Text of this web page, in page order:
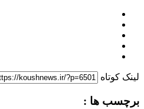
لینک کوتاه
برچسب ها :